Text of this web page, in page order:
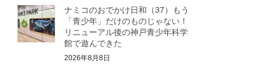
ナミコのおでかけ日和（37）もう
「青少年」だけのものじゃない！
リニューアル後の神戸青少年科学
館で遊んできた
2026年8月8日